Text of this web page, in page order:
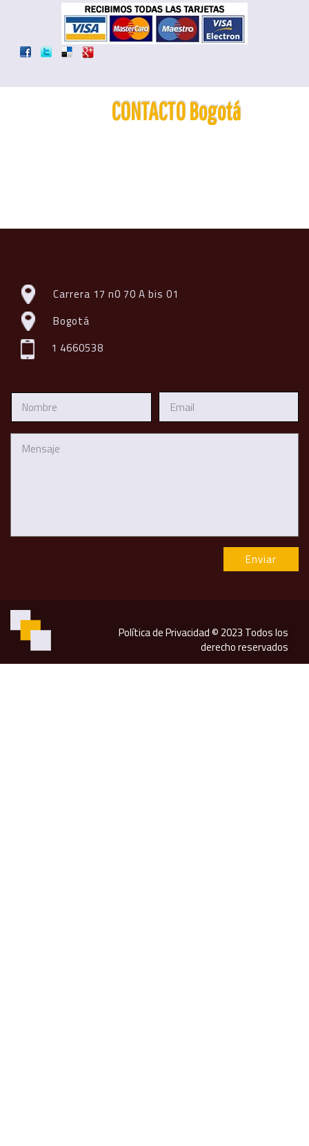
CONTACTO Bogotá
Carrera 17 n0 70 A bis 01
Bogotá
1 4660538
Política de Privacidad© 2023 Todos los
derecho reservados